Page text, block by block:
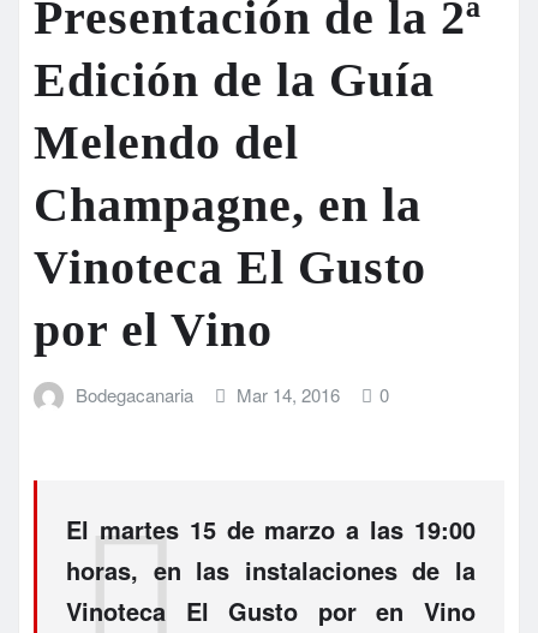
Presentación de la 2ª
Edición de la Guía
Melendo del
Champagne, en la
Vinoteca El Gusto
por el Vino
Bodegacanaria Mar 14, 2016 0
El martes 15 de marzo a las 19:00
horas, en las instalaciones de la
Vinoteca El Gusto por en Vino